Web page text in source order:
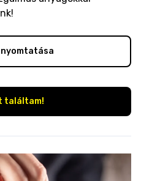
nyomtatása
találtam!